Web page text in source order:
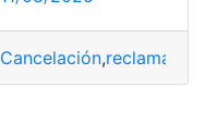
Cancelación,reclamación